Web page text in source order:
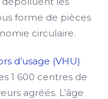
forme de pièces
circulaire.
d’usage (VHU)
1 600 centres de
agréés. L’âge